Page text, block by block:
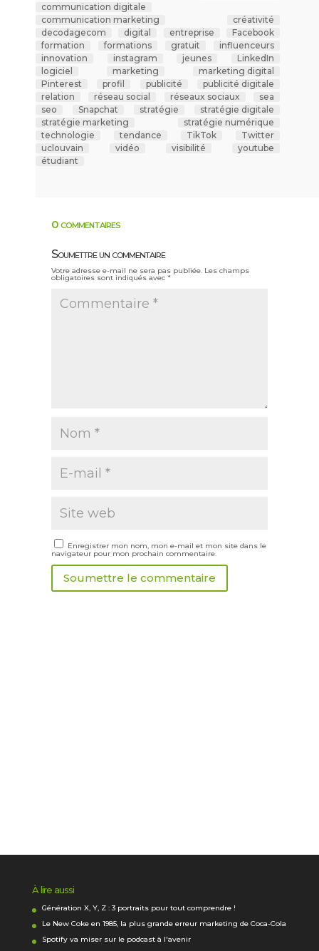
communication digitale
communication marketing
créativité
decodagecom
digital entreprise
Facebook
formation
formations gratuit
influenceurs
innovation
instagram jeunes
LinkedIn
logiciel
marketing
marketing digital
Pinterest
profil publicité
publicité digitale
relation
réseau social réseaux sociaux
sea
seo
Snapchat stratégie
stratégie digitale
stratégie marketing
stratégie numérique
technologie
tendance TikTok
Twitter
uclouvain
vidéo visibilité
youtube
étudiant
0 commentaires
Soumettre un commentaire
Votre adresse e-mail ne sera pas publiée. Les champs
obligatoires sont indiqués avec *
Enregistrer mon nom, mon e-mail et mon site dans le
navigateur pour mon prochain commentaire.
Soumettre le commentaire
À lire aussi
Génération X, Y, Z : 3 portraits pour tout comprendre !
Le New Coke en 1985, la plus grande erreur marketing de Coca-Cola
Spotify va miser sur le podcast à l'avenir